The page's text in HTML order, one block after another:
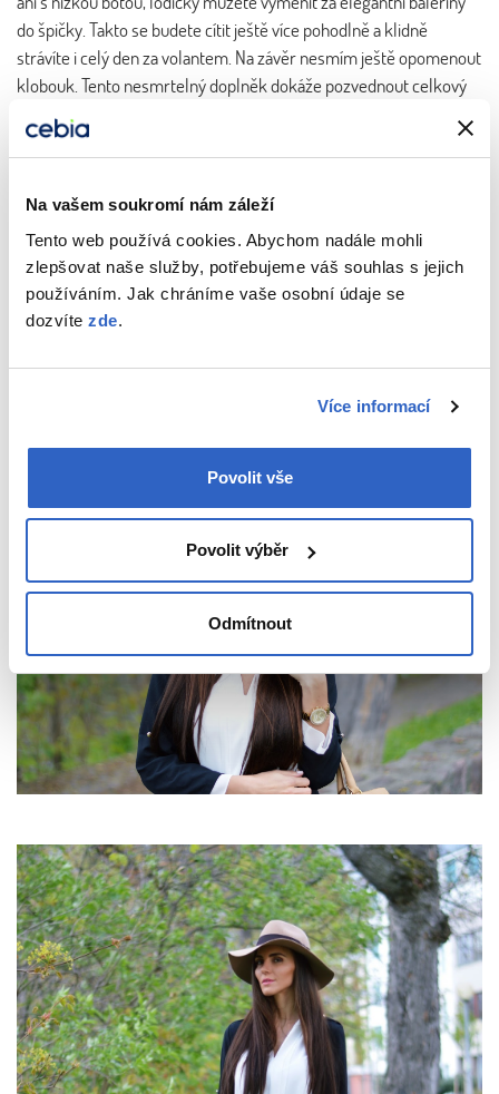
Na vašem soukromí nám záleží
Tento web používá cookies. Abychom nadále mohli
zlepšovat naše služby, potřebujeme váš souhlas s jejich
používáním. Jak chráníme vaše osobní údaje se
dozvíte zde.
Více informací
Povolit vše
Povolit výběr
Odmítnout
do špičky. Takto se budete cítit ještě více pohodlně a klidně
strávíte i celý den za volantem. Na závěr nesmím ještě opomenout
klobouk. Tento nesmrtelný doplněk dokáže pozvednout celkový
dojem, a i díky němu budete nepřehlédnutelná a zapamatovatelná.